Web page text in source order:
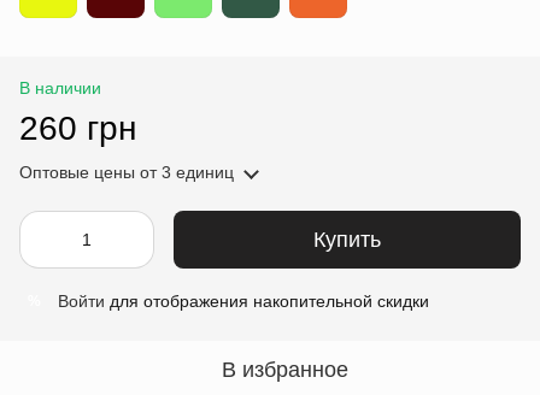
В наличии
260 грн
Оптовые цены от 3 единиц
Купить
Войти для отображения накопительной скидки
В избранное